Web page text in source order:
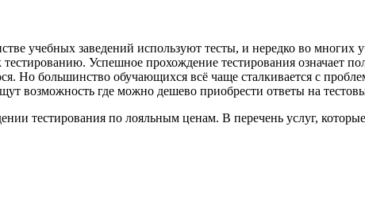
учебных заведений используют тесты, и нередко во многих
Успешное прохождение тестирования означает
Но большинство обучающихся всё чаще сталкивается с
возможность где можно дешево приобрести ответы на
тестирования по лояльным ценам. В перечень услуг,